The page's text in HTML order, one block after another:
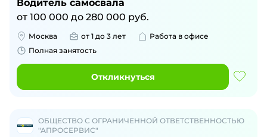
Водитель самосвала
от 100 000 до 280 000 руб.
Москва от 1 до 3 лет
Работа в офисе
Полная занятость
Откликнуться
ОБЩЕСТВО С ОГРАНИЧЕННОЙ ОТВЕТСТВЕННОСТЬЮ
"АПРОСЕРВИС"